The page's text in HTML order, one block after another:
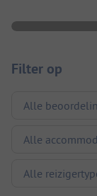
Filter op